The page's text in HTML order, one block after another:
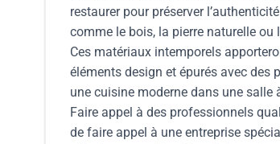
restaurer pour préserver
comme le bois, la pierre naturelle
Ces matériaux intemporels
éléments design et épurés avec des
une cuisine moderne dans une
Faire appel à des professionnels
de faire appel à une entreprise